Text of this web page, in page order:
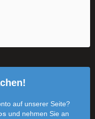
auf unserer Seite?
und nehmen Sie an